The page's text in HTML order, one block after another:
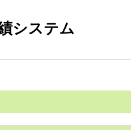
システム